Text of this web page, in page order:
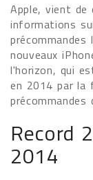
Apple, vient de
informations
précommandes
nouveaux
l'horizon, qui
en 2014 par la
Record
2014